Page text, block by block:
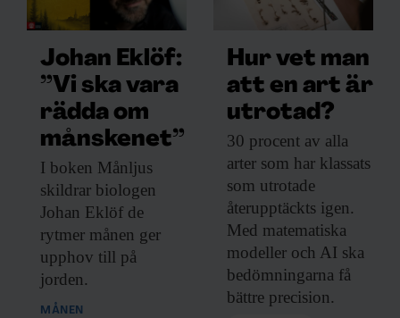
Johan Eklöf:
”Vi ska vara
rädda om
månskenet”
I boken Månljus
skildrar biologen
Johan Eklöf de
rytmer månen ger
upphov till på
jorden.
MÅNEN
Hur vet man
att en art är
utrotad?
30 procent av alla
arter som har klassats
som utrotade
återupptäckts igen.
Med matematiska
modeller och AI ska
bedömningarna få
bättre precision.